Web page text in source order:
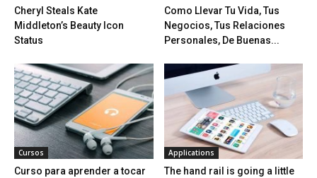
Cheryl Steals Kate
Middleton’s Beauty Icon
Status
Como Llevar Tu Vida, Tus
Negocios, Tus Relaciones
Personales, De Buenas...
Cursos
Curso para aprender a tocar
Applications
The hand rail is going a little